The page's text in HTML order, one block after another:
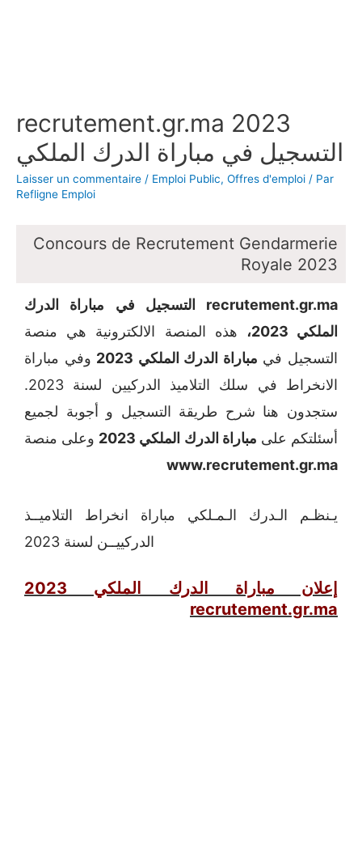
recrutement.gr.ma 2023
التسجيل في مباراة الدرك الملكي
Laisser un commentaire / Emploi Public, Offres d'emploi / Par
Refligne Emploi
Concours de Recrutement Gendarmerie
Royale 2023
recrutement.gr.ma التسجيل في مباراة الدرك
الملكي 2023،
هذه المنصة الالكترونية هي منصة
التسجيل في مباراة الدرك الملكي 2023
وفي مباراة
الانخراط في سلك التلاميذ الدركيين لسنة 2023.
ستجدون هنا شرح طريقة التسجيل و أجوبة لجميع
أسئلتكم على مباراة الدرك الملكي 2023
وعلى منصة
www.recrutement.gr.ma
يـنظـم الـدرك الـمـلكي مباراة انخراط التلاميــذ
الدركييــن لسنة 2023
إعلان مباراة الدرك الملكي 2023
recrutement.gr.ma